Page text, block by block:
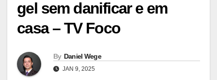
gel sem danificar e em
casa – TV Foco
By Daniel Wege
JAN 9, 2025